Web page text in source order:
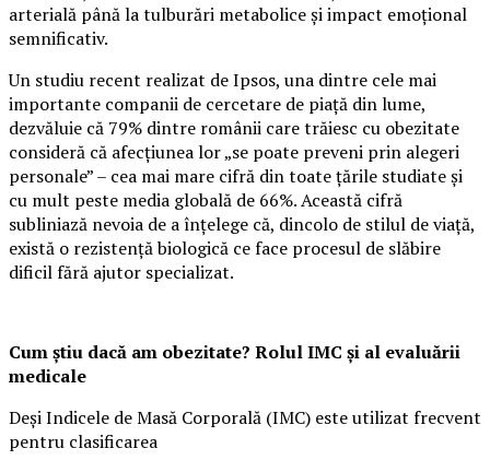
arterială până la tulburări metabolice și impact emoțional
semnificativ.
Un studiu recent realizat de Ipsos, una dintre cele mai
importante companii de cercetare de piață din lume,
dezvăluie că 79% dintre românii care trăiesc cu obezitate
consideră că afecțiunea lor „se poate preveni prin alegeri
personale” – cea mai mare cifră din toate țările studiate și
cu mult peste media globală de 66%. Această cifră
subliniază nevoia de a înțelege că, dincolo de stilul de viață,
există o rezistență biologică ce face procesul de slăbire
dificil fără ajutor specializat.
Cum știu dacă am obezitate? Rolul IMC și al evaluării
medicale
Deși Indicele de Masă Corporală (IMC) este utilizat frecvent
pentru clasificarea